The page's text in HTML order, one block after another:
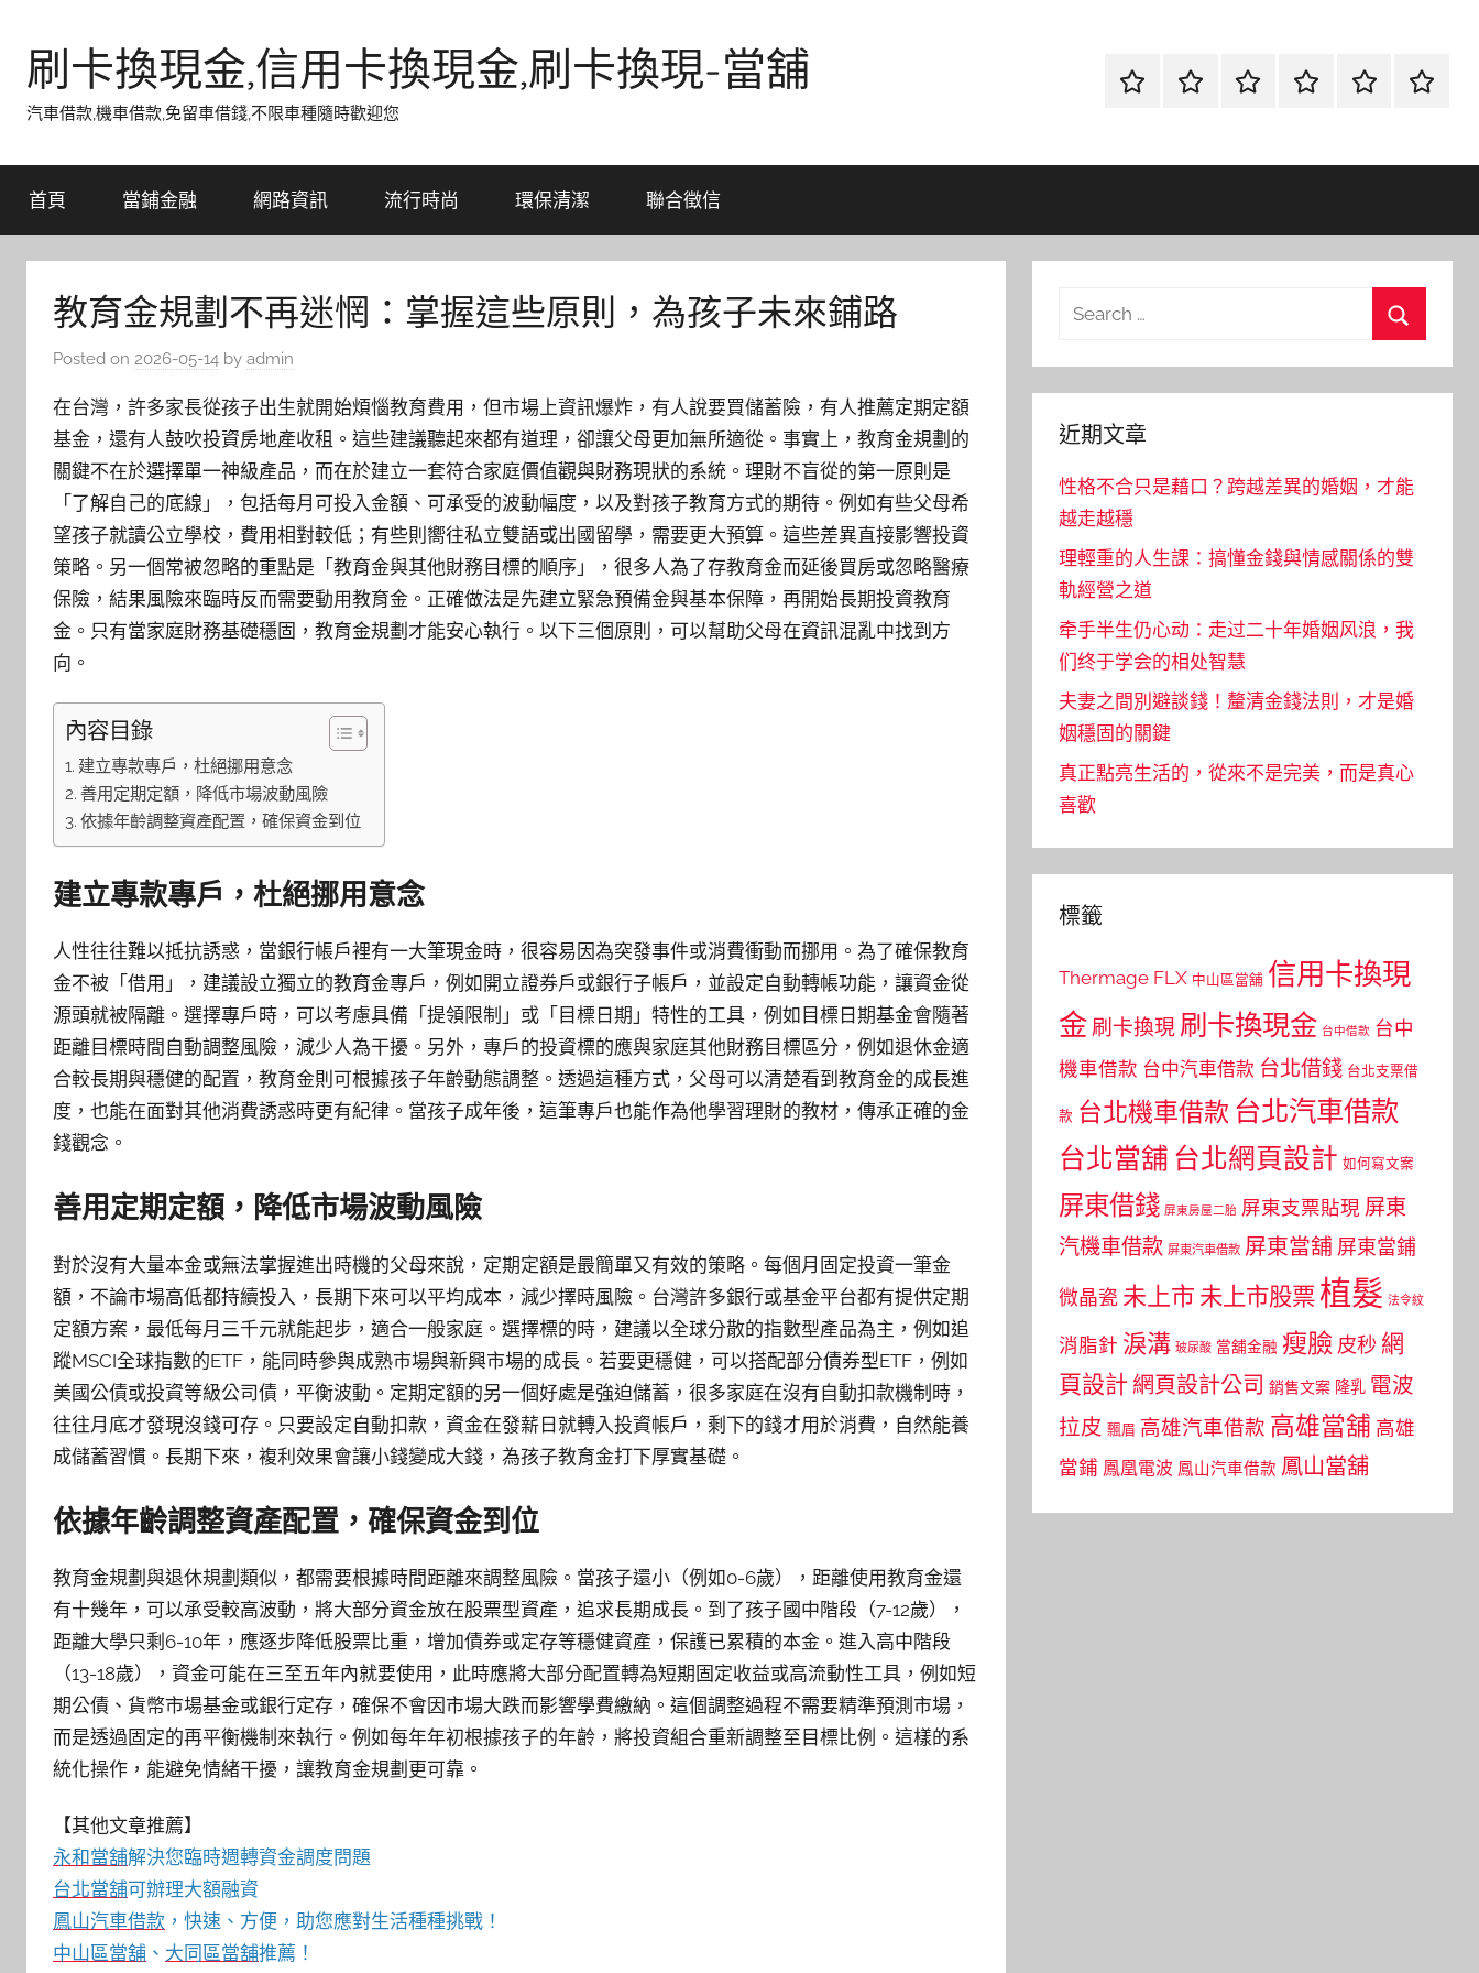
content刷卡換現金,信用卡換現金,刷卡換現-當舖
汽車借款,機車借款,免留車借錢,不限車種隨時歡迎您
首
當
網
流
環
聯
首頁 當鋪金融 網路資訊 流行時尚 環保清潔 聯合徵信
教育金規劃不再迷惘：掌握這些原則，為孩子未來鋪路
Posted on 2026-05-14 by admin
在台灣，許多家長從孩子出生就開始煩惱教育費用，但市場上資訊爆炸，有人說要買儲蓄險，有人推薦定期定額
基金，還有人鼓吹投資房地產收租。這些建議聽起來都有道理，卻讓父母更加無所適從。事實上，教育金規劃的
關鍵不在於選擇單一神級產品，而在於建立一套符合家庭價值觀與財務現狀的系統。理財不盲從的第一原則是
「了解自己的底線」，包括每月可投入金額、可承受的波動幅度，以及對孩子教育方式的期待。例如有些父母希
望孩子就讀公立學校，費用相對較低；有些則嚮往私立雙語或出國留學，需要更大預算。這些差異直接影響投資
策略。另一個常被忽略的重點是「教育金與其他財務目標的順序」，很多人為了存教育金而延後買房或忽略醫療
保險，結果風險來臨時反而需要動用教育金。正確做法是先建立緊急預備金與基本保障，再開始長期投資教育
金。只有當家庭財務基礎穩固，教育金規劃才能安心執行。以下三個原則，可以幫助父母在資訊混亂中找到方
向。
內容目錄
建立專款專戶，杜絕挪用意念
善用定期定額，降低市場波動風險
依據年齡調整資產配置，確保資金到位
建立專款專戶，杜絕挪用意念
人性往往難以抵抗誘惑，當銀行帳戶裡有一大筆現金時，很容易因為突發事件或消費衝動而挪用。為了確保教育
金不被「借用」，建議設立獨立的教育金專戶，例如開立證券戶或銀行子帳戶，並設定自動轉帳功能，讓資金從
源頭就被隔離。選擇專戶時，可以考慮具備「提領限制」或「目標日期」特性的工具，例如目標日期基金會隨著
距離目標時間自動調整風險，減少人為干擾。另外，專戶的投資標的應與家庭其他財務目標區分，例如退休金適
合較長期與穩健的配置，教育金則可根據孩子年齡動態調整。透過這種方式，父母可以清楚看到教育金的成長進
度，也能在面對其他消費誘惑時更有紀律。當孩子成年後，這筆專戶也能作為他學習理財的教材，傳承正確的金
錢觀念。
善用定期定額，降低市場波動風險
對於沒有大量本金或無法掌握進出時機的父母來說，定期定額是最簡單又有效的策略。每個月固定投資一筆金
額，不論市場高低都持續投入，長期下來可以平均成本，減少擇時風險。台灣許多銀行或基金平台都有提供定期
定額方案，最低每月三千元就能起步，適合一般家庭。選擇標的時，建議以全球分散的指數型產品為主，例如追
蹤MSCI全球指數的ETF，能同時參與成熟市場與新興市場的成長。若要更穩健，可以搭配部分債券型ETF，例如
美國公債或投資等級公司債，平衡波動。定期定額的另一個好處是強迫儲蓄，很多家庭在沒有自動扣款機制時，
往往月底才發現沒錢可存。只要設定自動扣款，資金在發薪日就轉入投資帳戶，剩下的錢才用於消費，自然能養
成儲蓄習慣。長期下來，複利效果會讓小錢變成大錢，為孩子教育金打下厚實基礎。
依據年齡調整資產配置，確保資金到位
教育金規劃與退休規劃類似，都需要根據時間距離來調整風險。當孩子還小（例如0-6歲），距離使用教育金還
有十幾年，可以承受較高波動，將大部分資金放在股票型資產，追求長期成長。到了孩子國中階段（7-12歲），
距離大學只剩6-10年，應逐步降低股票比重，增加債券或定存等穩健資產，保護已累積的本金。進入高中階段
（13-18歲），資金可能在三至五年內就要使用，此時應將大部分配置轉為短期固定收益或高流動性工具，例如短
期公債、貨幣市場基金或銀行定存，確保不會因市場大跌而影響學費繳納。這個調整過程不需要精準預測市場，
而是透過固定的再平衡機制來執行。例如每年年初根據孩子的年齡，將投資組合重新調整至目標比例。這樣的系
統化操作，能避免情緒干擾，讓教育金規劃更可靠。
【其他文章推薦】
永和當舖解決您臨時週轉資金調度問題
台北當舖可辦理大額融資
鳳山汽車借款 ，快速、方便，助您應對生活種種挑戰！
中山區當舖 、 大同區當舖推薦！
Search
近期文章
性格不合只是藉口？跨越差異的婚姻，才能
越走越穩
理輕重的人生課：搞懂金錢與情感關係的雙
軌經營之道
牵手半生仍心动：走过二十年婚姻风浪，我
们终于学会的相处智慧
夫妻之間別避談錢！釐清金錢法則，才是婚
姻穩固的關鍵
真正點亮生活的，從來不是完美，而是真心
喜歡
標籤
Thermage FLX 中山區當舖 信用卡換現
金 刷卡換現 刷卡換現金 台中借款 台中
機車借款 台中汽車借款 台北借錢 台北支票借
款 台北機車借款 台北汽車借款
台北當舖 台北網頁設計 如何寫文案
屏東借錢 屏東房屋二胎 屏東支票貼現 屏東
汽機車借款 屏東汽車借款 屏東當舖 屏東當鋪
微晶瓷 未上市 未上市股票植髮 法令紋
消脂針 淚溝 玻尿酸 當舖金融 瘦臉 皮秒 網
頁設計 網頁設計公司 銷售文案 隆乳 電波
拉皮 飄眉 高雄汽車借款 高雄當舖 高雄
當鋪 鳳凰電波 鳳山汽車借款 鳳山當舖